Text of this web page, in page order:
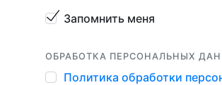
Запомнить меня
ОБРАБОТКА ПЕРСОНАЛЬНЫХ
Политика обработки